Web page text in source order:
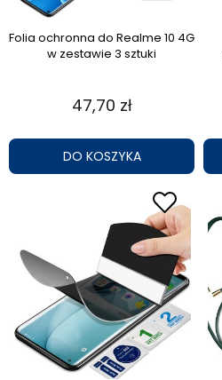
Folia ochronna do Realme 10 4G
w zestawie 3 sztuki
47,70 zł
DO KOSZYKA